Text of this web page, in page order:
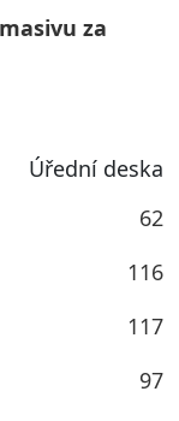
za
Úřední deska
62
116
117
97